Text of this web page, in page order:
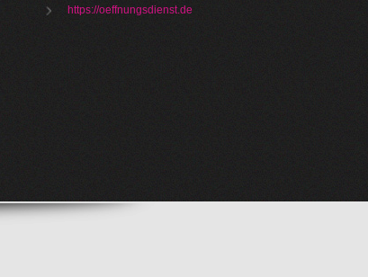
https://oeffnungsdienst.de